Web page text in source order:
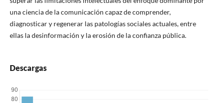
una ciencia de la comunicación capaz de comprender,
diagnosticar y regenerar las patologías sociales actuales, entre
ellas la desinformación y la erosión de la confianza pública.
Descargas